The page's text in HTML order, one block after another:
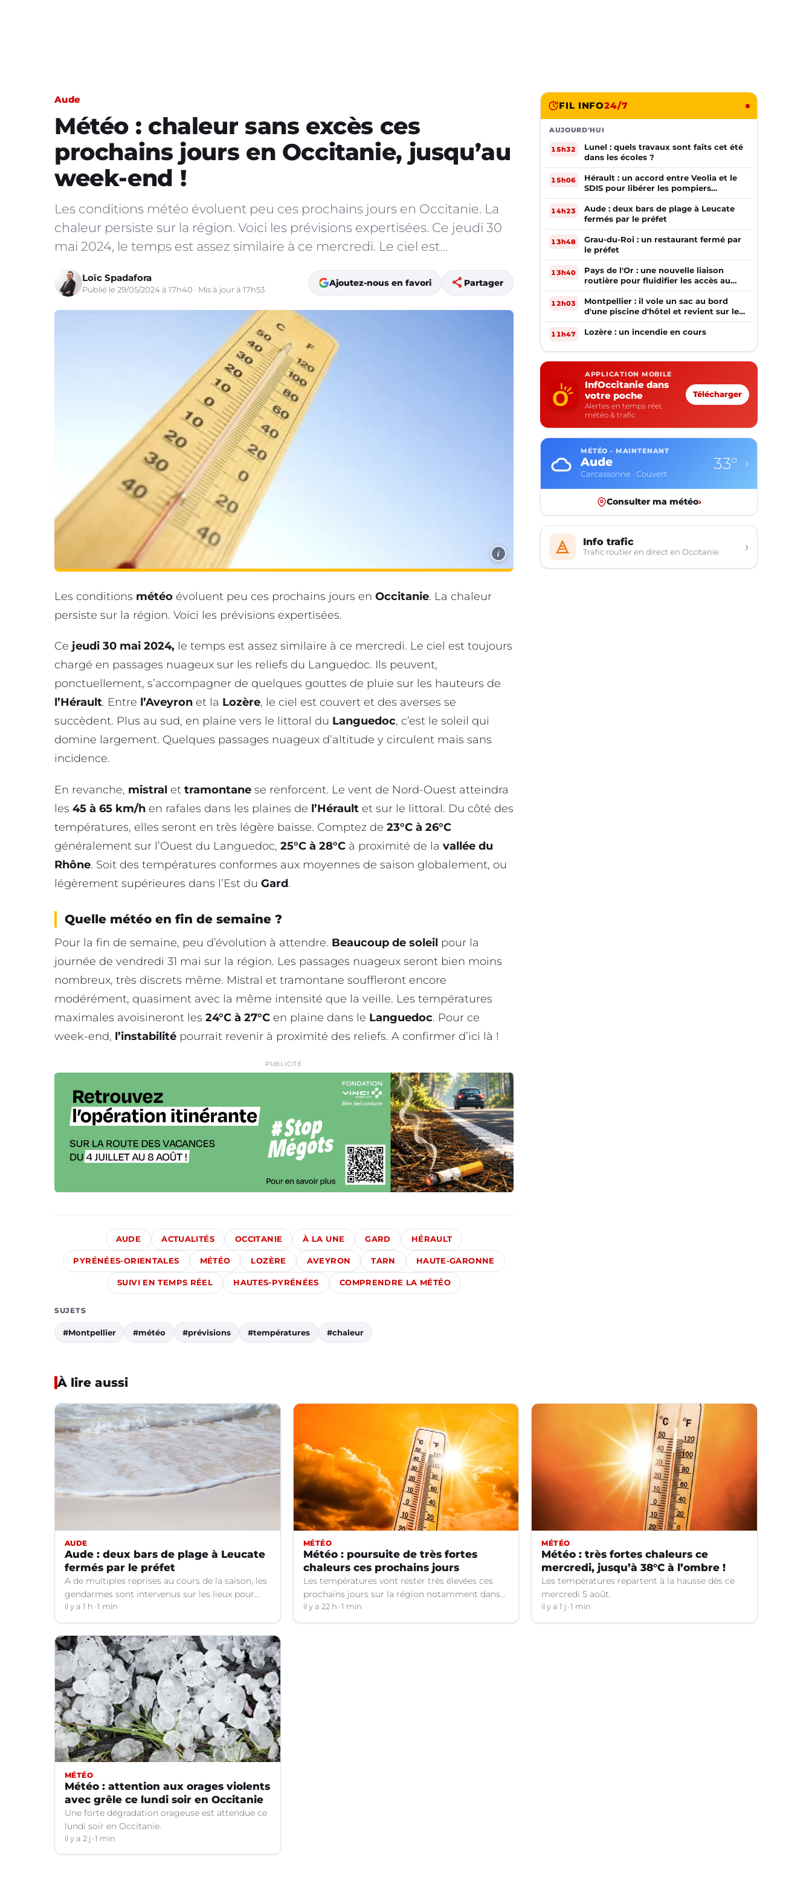
Aude
Météo : chaleur sans excès ces
prochains jours en Occitanie, jusqu’au
week-end !
Les conditions météo évoluent peu ces prochains jours en Occitanie. La
chaleur persiste sur la région. Voici les prévisions expertisées. Ce jeudi 30
mai 2024, le temps est assez similaire à ce mercredi. Le ciel est…
Loïc Spadafora
Publié le 29/05/2024 à 17h40 · Mis à jour à 17h53
Ajoutez-nous en favori share Partager
i
Les conditions météo évoluent peu ces prochains jours en Occitanie. La chaleur
persiste sur la région. Voici les prévisions expertisées.
Ce jeudi 30 mai 2024, le temps est assez similaire à ce mercredi. Le ciel est toujours
chargé en passages nuageux sur les reliefs du Languedoc. Ils peuvent,
ponctuellement, s’accompagner de quelques gouttes de pluie sur les hauteurs de
l’Hérault. Entre l’Aveyron et la Lozère, le ciel est couvert et des averses se
succèdent. Plus au sud, en plaine vers le littoral du Languedoc, c’est le soleil qui
domine largement. Quelques passages nuageux d’altitude y circulent mais sans
incidence.
En revanche, mistral et tramontane se renforcent. Le vent de Nord-Ouest atteindra
les 45 à 65 km/h en rafales dans les plaines de l’Hérault et sur le littoral. Du côté des
températures, elles seront en très légère baisse. Comptez de 23°C à 26°C
généralement sur l’Ouest du Languedoc, 25°C à 28°C à proximité de la vallée du
Rhône. Soit des températures conformes aux moyennes de saison globalement, ou
légèrement supérieures dans l’Est du Gard.
Quelle météo en fin de semaine ?
Pour la fin de semaine, peu d’évolution à attendre. Beaucoup de soleil pour la
journée de vendredi 31 mai sur la région. Les passages nuageux seront bien moins
nombreux, très discrets même. Mistral et tramontane souffleront encore
modérément, quasiment avec la même intensité que la veille. Les températures
maximales avoisineront les 24°C à 27°C en plaine dans le Languedoc. Pour ce
week-end, l’instabilité pourrait revenir à proximité des reliefs. A confirmer d’ici là !
PUBLICITÉ
AUDE ACTUALITÉS OCCITANIE À LA UNE GARD HÉRAULT
PYRÉNÉES-ORIENTALES MÉTÉO LOZÈRE AVEYRON TARN HAUTE-GARONNE
SUIVI EN TEMPS RÉEL HAUTES-PYRÉNÉES COMPRENDRE LA MÉTÉO
SUJETS
#Montpellier #météo #prévisions #températures #chaleur
FIL INFO24/7
AUJOURD'HUI
15h32
Lunel : quels travaux sont faits cet été
dans les écoles ?
15h06
Hérault : un accord entre Veolia et le
SDIS pour libérer les pompiers
volontaires
14h23
Aude : deux bars de plage à Leucate
fermés par le préfet
13h48
Grau-du-Roi : un restaurant fermé par
le préfet
13h40
Pays de l'Or : une nouvelle liaison
routière pour fluidifier les accès au
PIOM
12h03
Montpellier : il vole un sac au bord
d'une piscine d'hôtel et revient sur les
lieux le lendemain
11h47 Lozère : un incendie en cours
APPLICATION MOBILE
InfOccitanie dans
votre poche
Alertes en temps réel,
météo & trafic
Télécharger
MÉTÉO · MAINTENANT
Aude
Carcassonne · Couvert
33° ›
Consulter ma météo›
Info trafic
Trafic routier en direct en Occitanie ›
À lire aussi
AUDE
Aude : deux bars de plage à Leucate
fermés par le préfet
A de multiples reprises au cours de la saison, les
gendarmes sont intervenus sur les lieux pour
des faits de violences, de consommation
d'alcool, de rixes, de tapage, de stationnement...
il y a 1 h 1 min
MÉTÉO
Météo : poursuite de très fortes
chaleurs ces prochains jours
Les températures vont rester très élevées ces
prochains jours sur la région notamment dans
le Languedoc.
il y a 22 h 1 min
MÉTÉO
Météo : très fortes chaleurs ce
mercredi, jusqu’à 38°C à l’ombre !
Les températures repartent à la hausse dès ce
mercredi 5 août.
il y a 1 j 1 min
MÉTÉO
Météo : attention aux orages violents
avec grêle ce lundi soir en Occitanie
Une forte dégradation orageuse est attendue ce
lundi soir en Occitanie.
il y a 2 j 1 min